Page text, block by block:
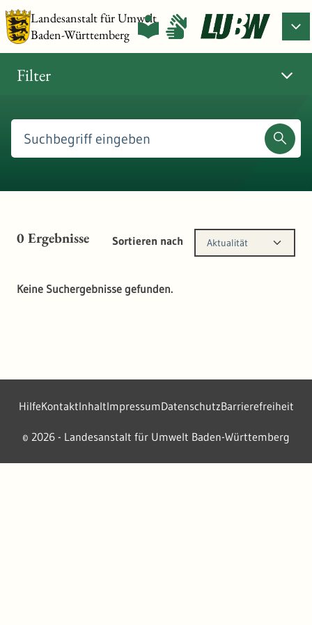
Landesanstalt für Umwelt
Baden-Württemberg
Filter
0Ergebnisse Sortieren nach Aktualität
Keine Suchergebnisse gefunden.
2026 - Landesanstalt für Umwelt Baden-Württemberg
HilfeKontaktInhaltImpressumDatenschutzBarrierefreiheit